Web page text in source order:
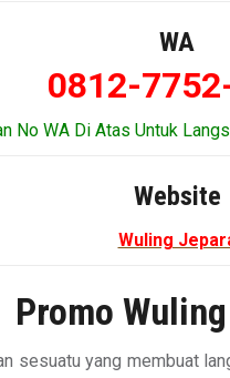
WA
0812-
No WA Di Atas Untuk
Website
Wuling
Promo
sesuatu yang membuat